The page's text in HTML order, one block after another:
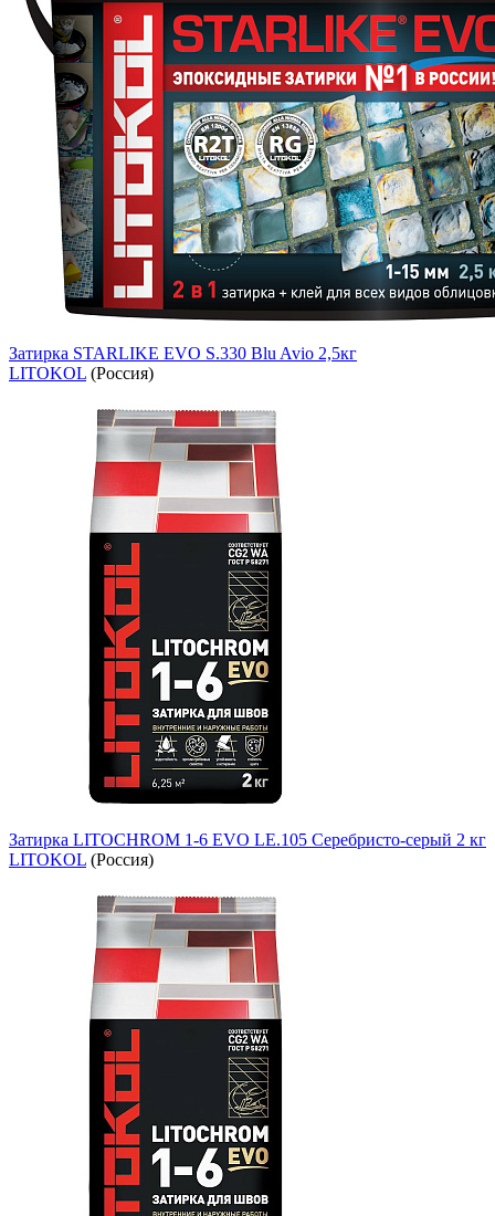
Затирка STARLIKE EVO S.330 Blu Avio 2,5кг
LITOKOL (Россия)
Затирка LITOCHROM 1-6 EVO LE.105 Серебристо-серый 2 кг
LITOKOL (Россия)